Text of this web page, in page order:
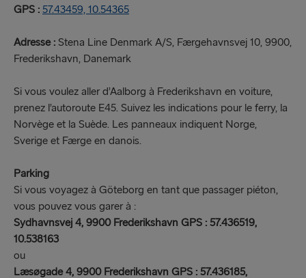
GPS : 57.43459, 10.54365
Adresse : Stena Line Denmark A/S, Færgehavnsvej 10, 9900,
Frederikshavn, Danemark
Si vous voulez aller d’Aalborg à Frederikshavn en voiture,
prenez l’autoroute E45. Suivez les indications pour le ferry, la
Norvège et la Suède. Les panneaux indiquent Norge,
Sverige et Færge en danois.
Parking
Si vous voyagez à Göteborg en tant que passager piéton,
vous pouvez vous garer à :
Sydhavnsvej 4, 9900 Frederikshavn GPS : 57.436519,
10.538163
ou
Læsøgade 4, 9900 Frederikshavn GPS : 57.436185,